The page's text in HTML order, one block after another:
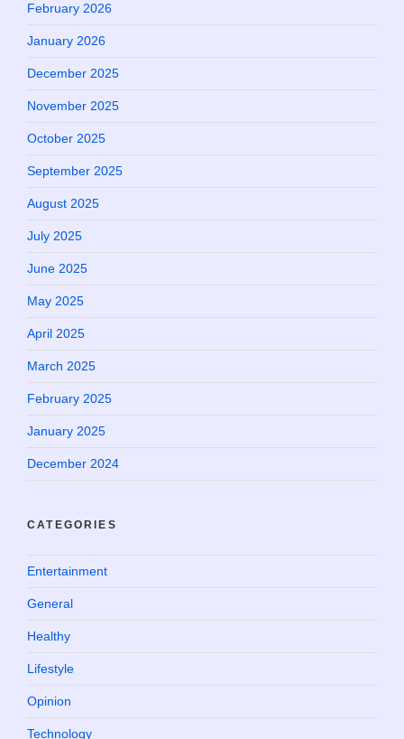
February 2026
January 2026
December 2025
November 2025
October 2025
September 2025
August 2025
July 2025
June 2025
May 2025
April 2025
March 2025
February 2025
January 2025
December 2024
CATEGORIES
Entertainment
General
Healthy
Lifestyle
Opinion
Technology